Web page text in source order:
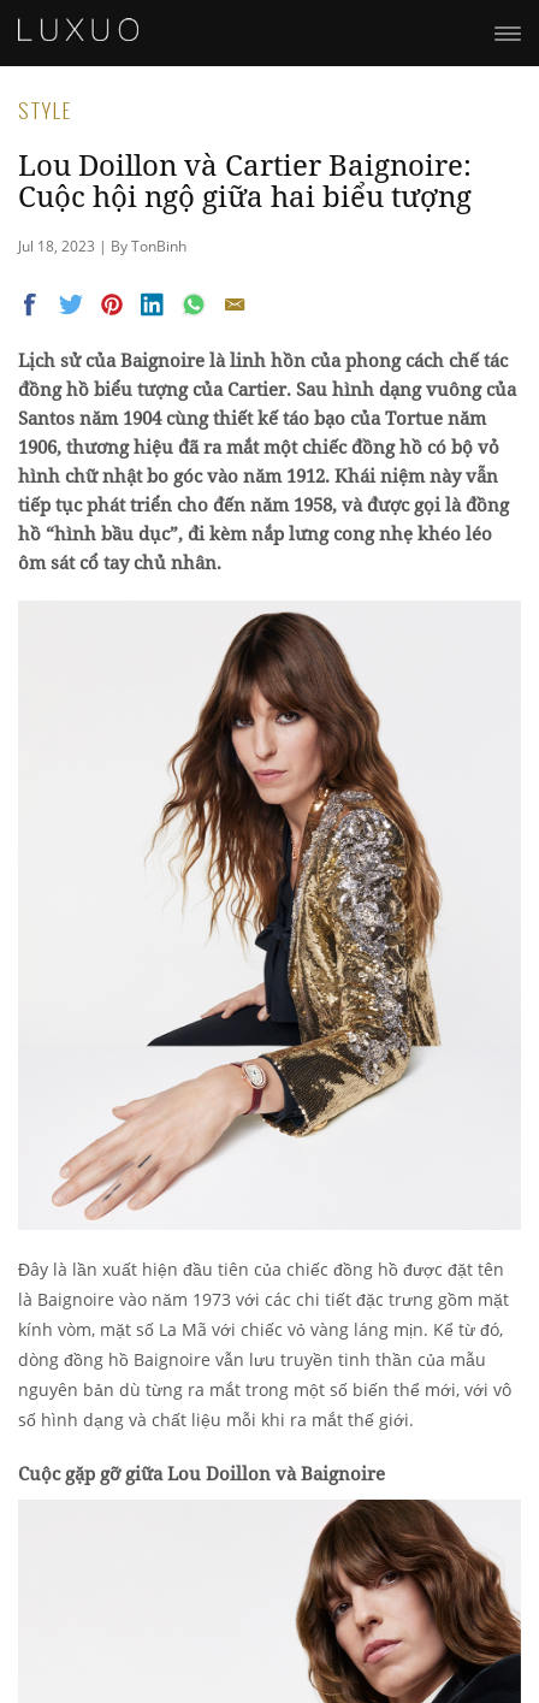
STYLE
Lou Doillon và Cartier Baignoire:
Cuộc hội ngộ giữa hai biểu tượng
Jul 18, 2023 | By TonBinh
Lịch sử của Baignoire là linh hồn của phong cách chế tác
đồng hồ biểu tượng của Cartier. Sau hình dạng vuông của
Santos năm 1904 cùng thiết kế táo bạo của Tortue năm
1906, thương hiệu đã ra mắt một chiếc đồng hồ có bộ vỏ
hình chữ nhật bo góc vào năm 1912. Khái niệm này vẫn
tiếp tục phát triển cho đến năm 1958, và được gọi là đồng
hồ “hình bầu dục”, đi kèm nắp lưng cong nhẹ khéo léo
ôm sát cổ tay chủ nhân.
Đây là lần xuất hiện đầu tiên của chiếc đồng hồ được đặt tên
là Baignoire vào năm 1973 với các chi tiết đặc trưng gồm mặt
kính vòm, mặt số La Mã với chiếc vỏ vàng láng mịn. Kể từ đó,
dòng đồng hồ Baignoire vẫn lưu truyền tinh thần của mẫu
nguyên bản dù từng ra mắt trong một số biến thể mới, với vô
số hình dạng và chất liệu mỗi khi ra mắt thế giới.
Cuộc gặp gỡ giữa Lou Doillon và Baignoire